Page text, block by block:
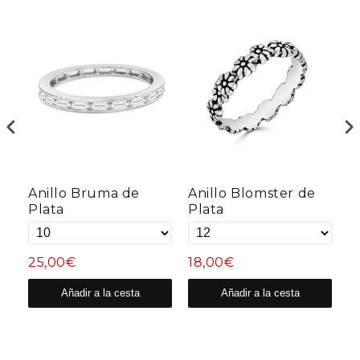
Anillo Bruma de
Plata
25,00€
Añadir a la cesta
Anillo Blomster de
Plata
18,00€
Añadir a la cesta